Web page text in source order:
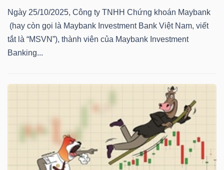
Ngày 25/10/2025, Công ty TNHH Chứng khoán Maybank
(hay còn gọi là Maybank Investment Bank Việt Nam, viết
tắt là “MSVN”), thành viên của Maybank Investment
Banking...
VS-
SECTOR